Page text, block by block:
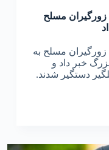
زورگیران مسلح
زورگیران مسلح به
خبر داد و
دستگیر شدند.